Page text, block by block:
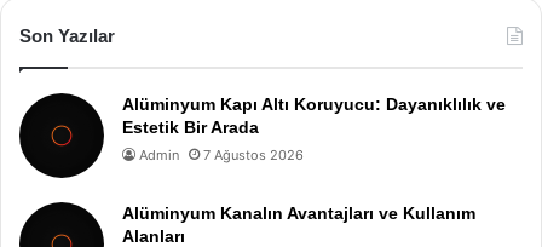
Son Yazılar
Alüminyum Kapı Altı Koruyucu: Dayanıklılık ve
Estetik Bir Arada
Admin 7 Ağustos 2026
Alüminyum Kanalın Avantajları ve Kullanım
Alanları